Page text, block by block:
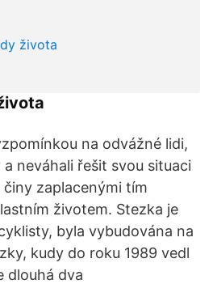
na odvážné lidi,
neváhali řešit svou situaci
zaplacenými tím
životem. Stezka je
byla vybudována na
kudy do roku 1989 vedl
dlouhá dva